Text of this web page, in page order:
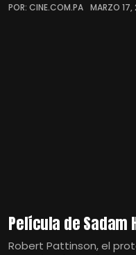
POR: CINE.COM.PA MARZO 17,
Película de Sadam
Robert Pattinson, el